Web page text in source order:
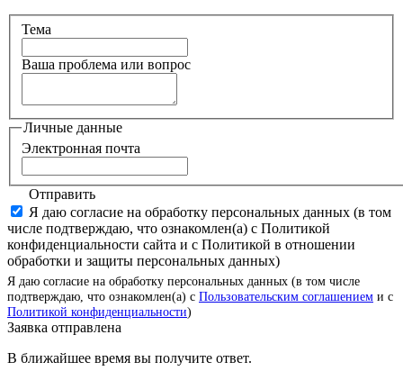
Тема
Ваша проблема или вопрос
Личные данные
Электронная почта
Отправить
Я даю согласие на обработку персональных данных (в том
числе подтверждаю, что ознакомлен(а) с Политикой
конфиденциальности сайта и с Политикой в отношении
обработки и защиты персональных данных)
Я даю согласие на обработку персональных данных (в том числе
подтверждаю, что ознакомлен(а) с Пользовательским соглашением и с
Политикой конфиденциальности)
Заявка отправлена
В ближайшее время вы получите ответ.